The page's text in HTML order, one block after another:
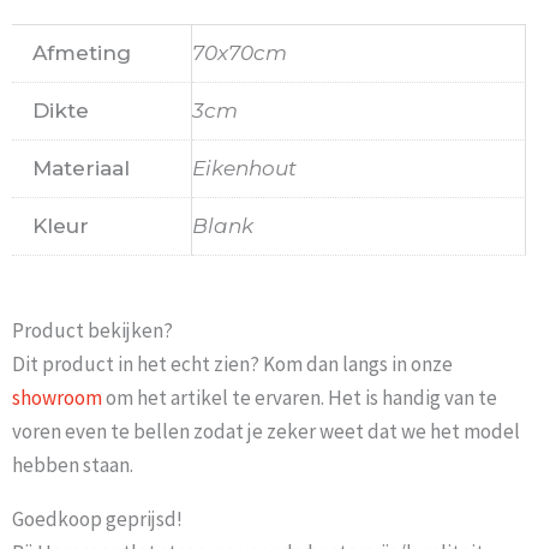
Afmeting 70x70cm
Dikte 3cm
Materiaal Eikenhout
Kleur Blank
Product bekijken?
Dit product in het echt zien? Kom dan langs in onze
showroomom het artikel te ervaren. Het is handig van te
voren even te bellen zodat je zeker weet dat we het model
hebben staan.
Goedkoop geprijsd!